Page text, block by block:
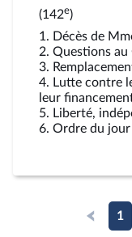
(142e)
1. Décès de
2. Questions
3.
4. Lutte contre
leur
5. Liberté,
6. Ordre du jour
1